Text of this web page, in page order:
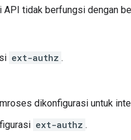
tidak berfungsi dengan
ext-authz .
dikonfigurasi untuk
ext-authz .